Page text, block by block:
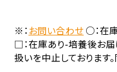
※：お問い合わせ○：在
□：在庫あり-培養後お
扱いを中止しております